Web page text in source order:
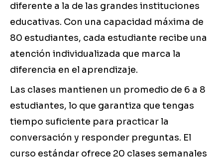
diferente a la de las grandes instituciones
educativas. Con una capacidad máxima de
80 estudiantes, cada estudiante recibe una
atención individualizada que marca la
diferencia en el aprendizaje.
Las clases mantienen un promedio de 6 a 8
estudiantes, lo que garantiza que tengas
tiempo suficiente para practicar la
conversación y responder preguntas. El
curso estándar ofrece 20 clases semanales